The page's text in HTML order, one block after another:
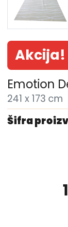
Akcija!
Emotion
241 x 173 cm
Šifra